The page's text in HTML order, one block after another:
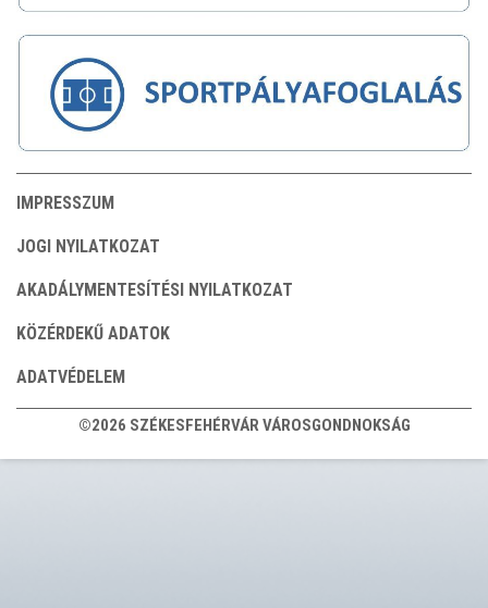
IMPRESSZUM
JOGI NYILATKOZAT
AKADÁLYMENTESÍTÉSI NYILATKOZAT
KÖZÉRDEKŰ ADATOK
ADATVÉDELEM
©2026 SZÉKESFEHÉRVÁR VÁROSGONDNOKSÁG